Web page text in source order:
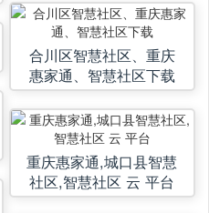
合川区智慧社区、重庆
惠家通、智慧社区下载
重庆惠家通,城口县智慧
社区,智慧社区 云 平台